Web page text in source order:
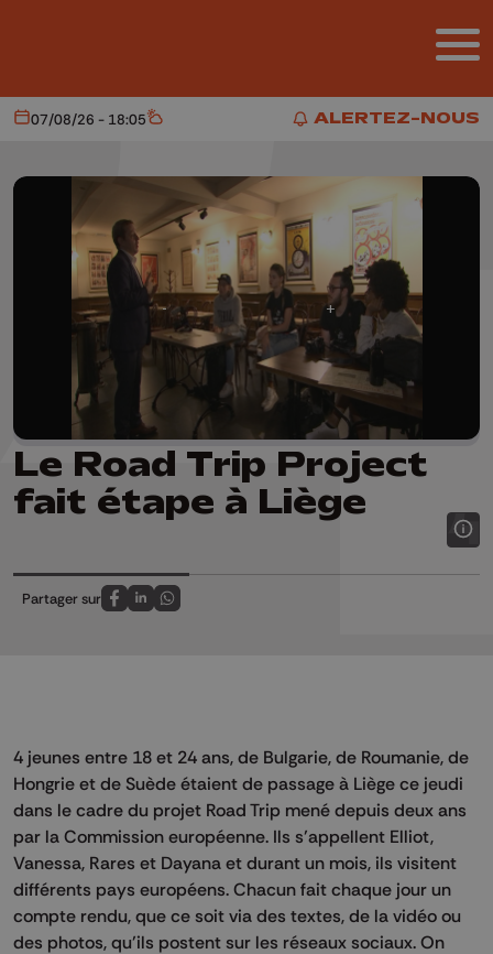
ALERTEZ-NOUS
ALERTEZ-NOUS
Aujourd'hui
07/08/26 - 18:05 Météo
Le Road Trip Project
fait étape à Liège
Partager sur
Partagez sur FaceBook
Partagez sur LinkedIn
Partagez sur Whatsapp
4 jeunes entre 18 et 24 ans, de Bulgarie, de Roumanie, de
Hongrie et de Suède étaient de passage à Liège ce jeudi
dans le cadre du projet Road Trip mené depuis deux ans
par la Commission européenne. Ils s’appellent Elliot,
Vanessa, Rares et Dayana et durant un mois, ils visitent
différents pays européens. Chacun fait chaque jour un
compte rendu, que ce soit via des textes, de la vidéo ou
des photos, qu’ils postent sur les réseaux sociaux. On